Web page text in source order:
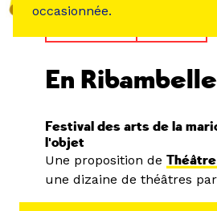
En
Festival des arts de la
l'objet
Une proposition de
une dizaine de théâtres
occasionnée.